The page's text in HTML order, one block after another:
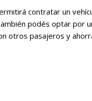
contratar un
podés optar por
otros pasajeros y